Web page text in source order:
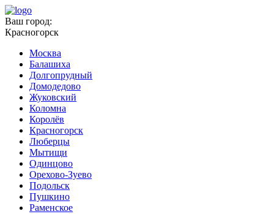
Ваш город:
Красногорск
Москва
Балашиха
Долгопрудный
Домодедово
Жуковский
Коломна
Королёв
Красногорск
Люберцы
Мытищи
Одинцово
Орехово-Зуево
Подольск
Пушкино
Раменское